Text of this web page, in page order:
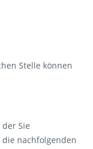
Stelle können
Sie
nachfolgenden